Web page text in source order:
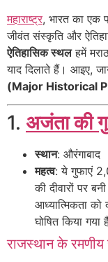
महाराष्ट्र, भारत का एक
जीवंत संस्कृति और
ऐतिहासिक स्थलहमें
याद दिलाते हैं। आइए,
(Major Historical
1. अजंता की
स्थान: औरंगाबाद
महत्व: ये गुफाएं
की दीवारों पर
आध्यात्मिकता
घोषित किया गया
राजस्थान के रमणीय